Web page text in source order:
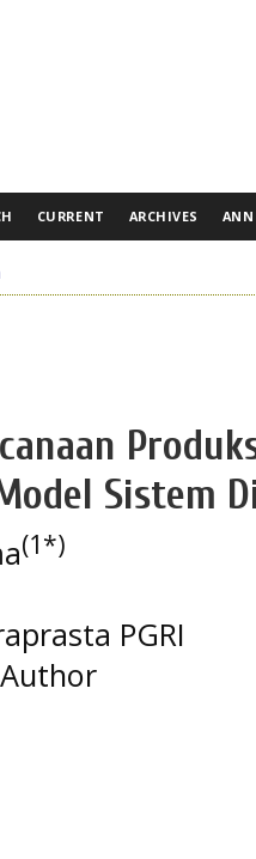
CURRENT ARCHIVES
Sistem
(1*)
PGRI